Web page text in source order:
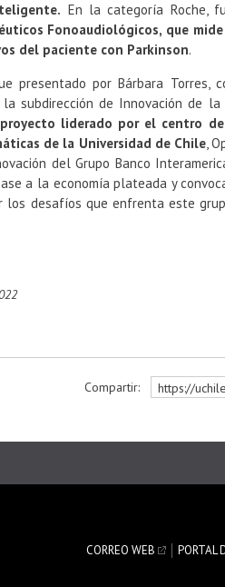
En la categoría Roche,
Fonoaudiológicos, que
del paciente con Parkinson.
presentado por Bárbara Torres,
subdirección de Innovación de
proyecto liderado por el centro
de la Universidad de Chile,
del Grupo Banco
a la economía plateada y
los desafíos que enfrenta este
Compartir: https://
CORREO WEB
PORTAL